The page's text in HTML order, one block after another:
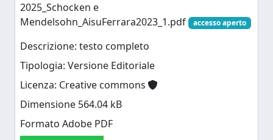
2025_Schocken e
Mendelsohn_AisuFerrara2023_1.pdf
accesso aperto
Descrizione: testo completo
Tipologia: Versione Editoriale
Licenza: Creative commons
Dimensione 564.04 kB
Formato Adobe PDF